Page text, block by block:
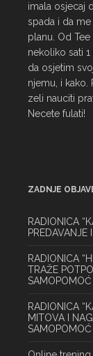
imala osjecaj
spada i da
planu. Od
nekoliko sati
da osjetim
njemu, i kako.
zeli nauciti
Necete fulati!
ZADNJE
RADIONICA
RADIONICA
TRAŽE
SAMOPOMOĆ
RADIONICA
MITOVA I
SAMOPOMOĆ